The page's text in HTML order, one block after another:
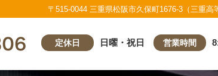
〒515-0044 三重県松阪市久保町1676-3（三重高
営業時間
定休日 日曜・祝日